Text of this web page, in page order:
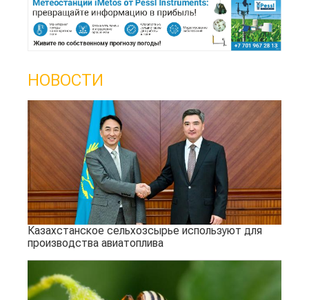
НОВОСТИ
Казахстанское сельхозсырье используют для
производства авиатоплива